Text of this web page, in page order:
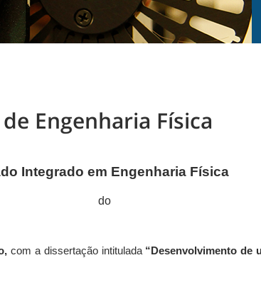
Engenharia Física
Integrado em Engenharia Física
do
com a dissertação intitulada“Desenvolvimento de